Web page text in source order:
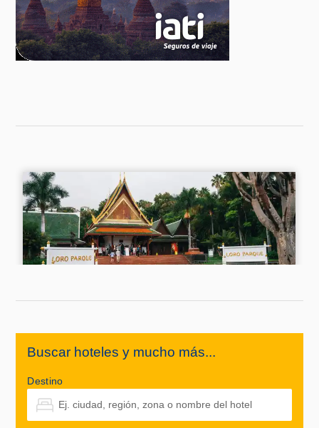
Buscar hoteles y mucho más...
Destino